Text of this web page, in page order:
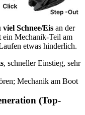
viel Schnee/Eis an der
ein Mechanik-Teil am
etwas hinderlich.
, schneller Einstieg, sehr
Mechanik am Boot
(Top-